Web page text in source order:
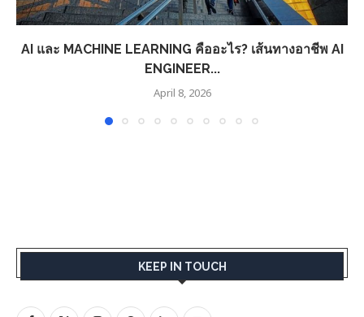
AI และ MACHINE LEARNING คืออะไร? เส้นทางอาชีพ AI
ENGINEER...
April 8, 2026
KEEP IN TOUCH